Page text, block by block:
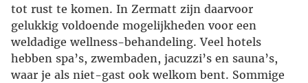
tot rust te komen. In Zermatt zijn daarvoor
gelukkig voldoende mogelijkheden voor een
weldadige wellness-behandeling. Veel hotels
hebben spa’s, zwembaden, jacuzzi’s en sauna’s,
waar je als niet-gast ook welkom bent. Sommige